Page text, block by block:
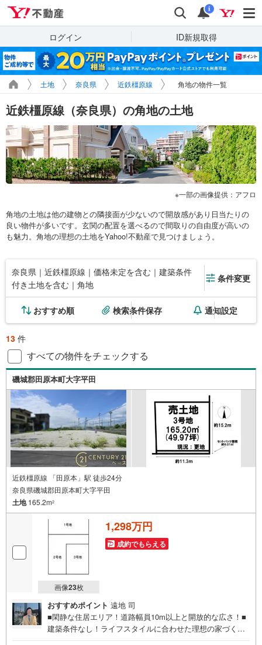
検索 通知
i
ログイン ID新規取得
土地 奈良県 近鉄橿原線 角地の物件一覧
近鉄橿原線（奈良県）の角地の土地
一部の画像提供：アフロ
角地の土地は他の建物との隣接面が少ないので開放感があり日当たりの
良い物件が多いです。玄関の配置を選べるので間取りの自由度が高いの
も魅力。角地の理想の土地をYahoo!不動産で見つけましょう。
奈良県｜近鉄橿原線｜価格未定を含む｜建築条件
付き土地を含む｜角地
条件変更
おすすめ順 検索条件保存 通知設定
13 件
すべての物件をチェックする
磯城郡田原本町大字平田
近鉄橿原線 「田原本」駅 徒歩24分
奈良県磯城郡田原本町大字平田
土地165.2m2
画像23枚
1,298万円
成約でもらえる
おすすめポイント 遠地 司
■閑静な住居エリア！道路幅員10m以上と開放的な広さ！■
建築条件なし！ライフスタイルに合わせた理想の家づく